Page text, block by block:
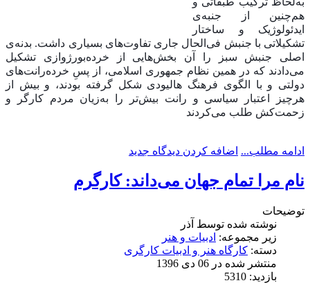
هم‌چنین از جنبه‌ی
ایدئولوژیک و ساختار
تشکیلاتی با جنبش فی‌الحال جاری تفاوت‌های بسیاری داشت. بدنه‌ی
اصلی جنبش سبز را آن بخش‌هایی از خرده‌بورژوازی تشکیل
می‌دادند که در همین نظام جمهوری اسلامی، از پسِ خرده‌رانت‌های
دولتی و با الگوی فرهنگ هالیودی شکل گرفته بودند، و بیش از
هرچیز اعتبار سیاسی و رانت بیش‌تر را به‌زیان مردم کارگر و
زحمت‌کش طلب می‌کردند
ادامه مطلب... اضافه کردن دیدگاه جدید
نام مرا تمام جهان می‌داند: کارگرم
توضیحات
نوشته شده توسط آذر
زیر مجموعه: ادبیات و هنر
دسته: کارگاه هنر و ادبیات کارگری
منتشر شده در 06 دی 1396
بازدید: 5310